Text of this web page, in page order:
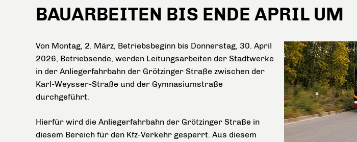
BAUARBEITEN BIS ENDE APRIL UM
Von Montag, 2. März, Betriebsbeginn bis Donnerstag, 30. April
2026, Betriebsende, werden Leitungsarbeiten der Stadtwerke
in der Anliegerfahrbahn der Grötzinger Straße zwischen der
Karl-Weysser-Straße und der Gymnasiumstraße
durchgeführt.
Hierfür wird die Anliegerfahrbahn der Grötzinger Straße in
diesem Bereich für den Kfz-Verkehr gesperrt. Aus diesem